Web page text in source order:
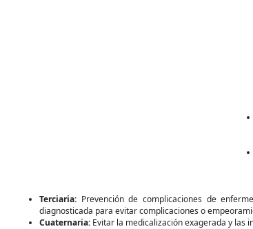
Terciaria: Prevención de complicaciones de
diagnosticada para evitar complicaciones o
Cuaternaria: Evitar la medicalización exagerada y las